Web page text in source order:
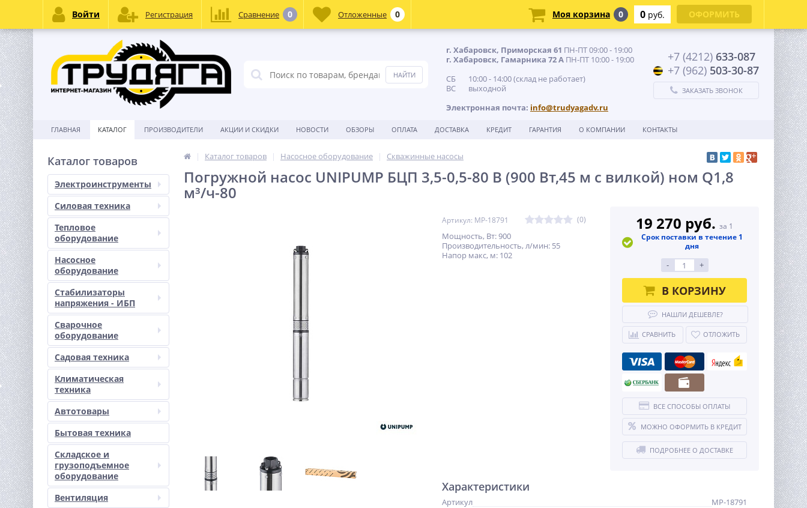
г. Хабаровск, Приморская 61 ПН-ПТ 09:00 - 19:00
г. Хабаровск, Гамарника 72 А ПН-ПТ 10:00 - 19:00
СБ 10:00 - 14:00 (склад не работает)
ВС выходной
Электронная почта: info@trudyagadv.ru
+7 (4212) 633-087
+7 (962) 503-30-87
ЗАКАЗАТЬ ЗВОНОК
ГЛАВНАЯ КАТАЛОГ ПРОИЗВОДИТЕЛИ АКЦИИ И СКИДКИ НОВОСТИ ОБЗОРЫ ОПЛАТА ДОСТАВКА КРЕДИТ ГАРАНТИЯ О КОМПАНИИ КОНТАКТЫ
Каталог товаров
Электроинструменты
Силовая техника
Тепловое
оборудование
Насосное
оборудование
Стабилизаторы
напряжения - ИБП
Сварочное
оборудование
Садовая техника
Климатическая
техника
Автотовары
Бытовая техника
Складское и
грузоподъемное
оборудование
Вентиляция
Каталог товаров Насосное оборудование Скважинные насосы
Погружной насос UNIPUMP БЦП 3,5-0,5-80 В (900 Вт,45 м с вилкой) ном Q1,8
м³/ч-80
Артикул: MP-18791 (0)
Мощность, Вт: 900
Производительность, л/мин: 55
Напор макс, м: 102
19 270 руб. за 1
Срок поставки в течение 1
дня
- +
В КОРЗИНУ
НАШЛИ ДЕШЕВЛЕ?
СРАВНИТЬ ОТЛОЖИТЬ
ВСЕ СПОСОБЫ ОПЛАТЫ
МОЖНО ОФОРМИТЬ В КРЕДИТ
ПОДРОБНЕЕ О ДОСТАВКЕ
Характеристики
Артикул
MP-18791
Войти Регистрация Сравнение 0 Отложенные 0 Моя корзина 0 0 руб. ОФОРМИТЬ